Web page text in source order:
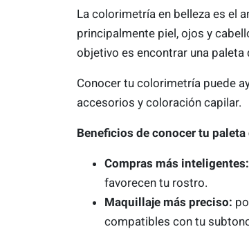
La colorimetría en belleza es el
principalmente piel, ojos y
objetivo es encontrar una
Conocer tu colorimetría puede
accesorios y coloración capilar.
Beneficios de conocer tu paleta
Compras más inteligentes:
favorecen tu rostro.
Maquillaje más preciso:
compatibles con tu